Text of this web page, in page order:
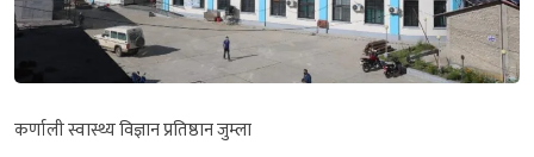
कर्णाली स्वास्थ्य विज्ञान प्रतिष्ठान जुम्ला